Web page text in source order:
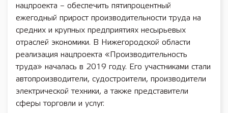
нацпроекта – обеспечить пятипроцентный
ежегодный прирост производительности труда на
средних и крупных предприятиях несырьевых
отраслей экономики. В Нижегородской области
реализация нацпроекта «Производительность
труда» началась в 2019 году. Его участниками стали
автопроизводители, судостроители, производители
электрической техники, а также представители
сферы торговли и услуг.